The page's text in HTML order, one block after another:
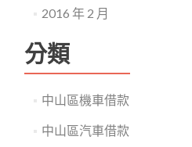
2016 年 2 月
分類
中山區機車借款
中山區汽車借款